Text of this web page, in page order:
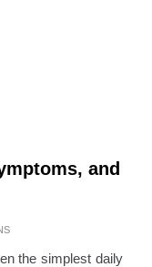
and
the simplest daily